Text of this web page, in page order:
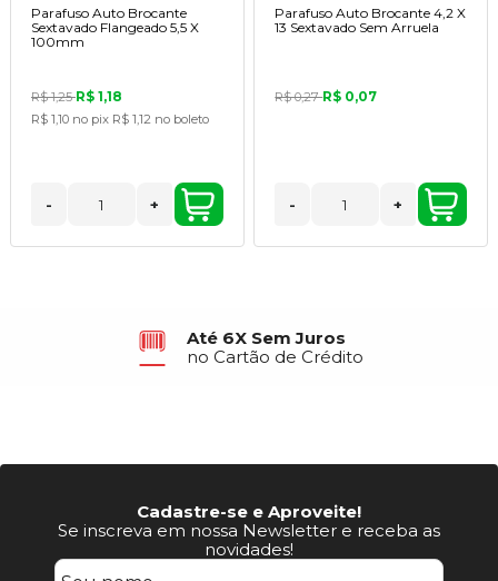
Parafuso Auto Brocante
Sextavado Flangeado 5,5 X
100mm
R$ 1,25R$ 1,18
R$ 1,10 no pix R$ 1,12 no boleto
- +
Parafuso Auto Brocante 4,2 X
13 Sextavado Sem Arruela
R$ 0,27R$ 0,07
- +
Até 6X Sem Juros
no Cartão de Crédito
Cadastre-se e Aproveite!
Se inscreva em nossa Newsletter e receba as
novidades!